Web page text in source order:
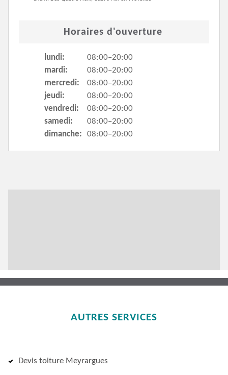
Horaires d'ouverture
lundi:
08:00–20:00
mardi:
08:00–20:00
mercredi:
08:00–20:00
jeudi:
08:00–20:00
vendredi:
08:00–20:00
samedi:
08:00–20:00
dimanche:
08:00–20:00
AUTRES SERVICES
Devis toiture Meyrargues